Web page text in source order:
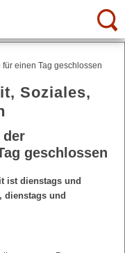
einen Tag geschlossen
Soziales,
der
geschlossen
ist dienstags und
dienstags und